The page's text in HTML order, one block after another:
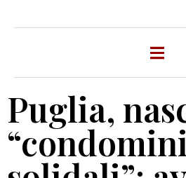
Puglia,
“condomini